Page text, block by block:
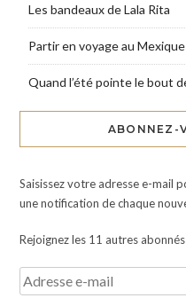
Les bandeaux de Lala Rita
Partir en voyage au Mexique
Quand l’été pointe le bout
ABONNEZ-
Saisissez votre adresse e-mail
une notification de chaque
Rejoignez les 11 autres abonnés